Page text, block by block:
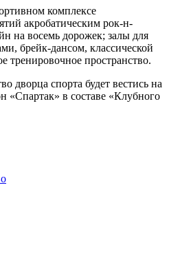
комплексе
акробатическим рок-н-
на восемь дорожек; залы для
брейк-дансом, классической
тренировочное пространство.
дворца спорта будет вестись на
«Спартак» в составе «Клубного